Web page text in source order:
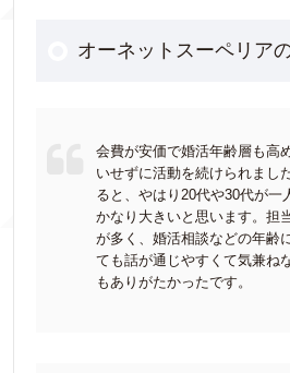
オーネットスーペリア
会費が安価で婚活年齢層も高
いせずに活動を続けられまし
ると、やはり20代や30代が一
かなり大きいと思います。担
が多く、婚活相談などの年齢
ても話が通じやすくて気兼ね
もありがたかったです。